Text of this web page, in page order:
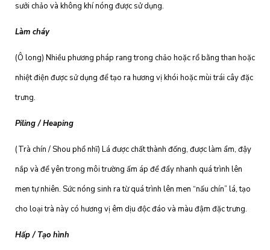
sưởi chảo và không khí nóng được sử dụng.
Làm cháy
(Ô long) Nhiều phương pháp rang trong chảo hoặc rổ bằng than hoặc
nhiệt điện được sử dụng để tạo ra hương vị khói hoặc mùi trái cây đặc
trưng.
Piling / Heaping
(Trà chín / Shou phổ nhĩ) Lá được chất thành đống, được làm ẩm, đậy
nắp và để yên trong môi trường ấm áp để đẩy nhanh quá trình lên
men tự nhiên. Sức nóng sinh ra từ quá trình lên men “nấu chín” lá, tạo
cho loại trà này có hương vị êm dịu độc đáo và màu đậm đặc trưng.
Hấp / Tạo hình